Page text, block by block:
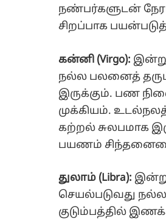
நண்பர்களுடன்
சிறப்பாக
கன்னி (Virgo):
நல்ல பலனைத் தரும்.
இருக்கும். பண
முக்கியம்.
கற்றல் சுலபமாக
பயணம்
துலாம் (Libra):
செயல்படுவது
குடும்பத்தில்